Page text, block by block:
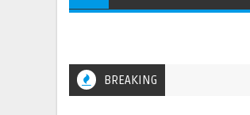
BREAKING